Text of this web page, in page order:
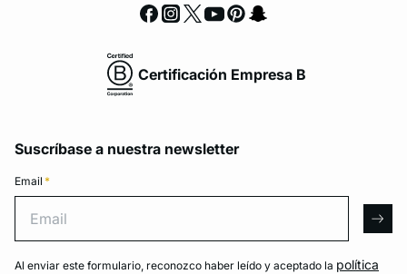
Certificación Empresa B
Suscríbase a nuestra newsletter
Email *
Al enviar este formulario, reconozco haber leído y aceptado la política